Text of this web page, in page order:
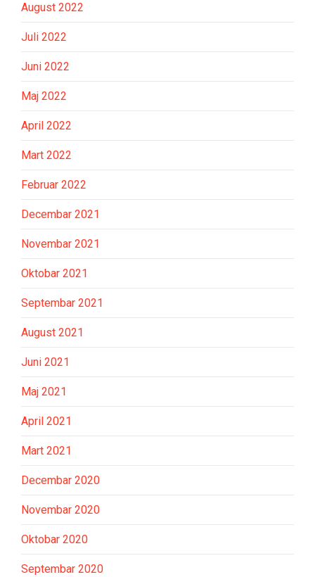
August 2022
Juli 2022
Juni 2022
Maj 2022
April 2022
Mart 2022
Februar 2022
Decembar 2021
Novembar 2021
Oktobar 2021
Septembar 2021
August 2021
Juni 2021
Maj 2021
April 2021
Mart 2021
Decembar 2020
Novembar 2020
Oktobar 2020
Septembar 2020